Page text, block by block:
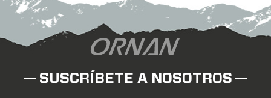
SUSCRÍBETE A NOSOTROS